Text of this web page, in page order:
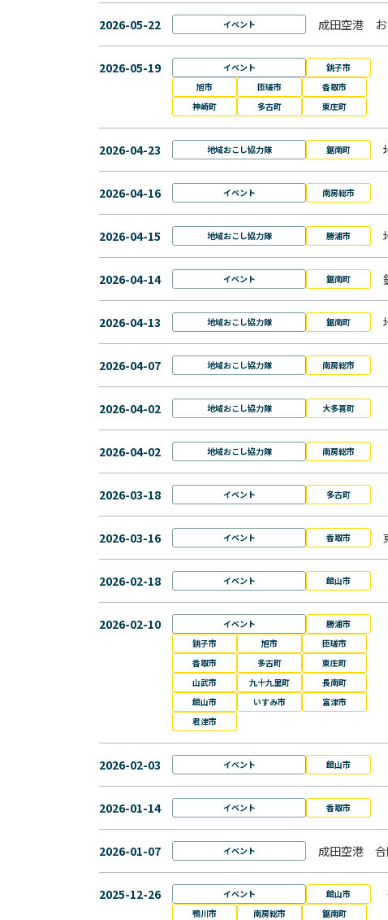
2026-05-22 イベント 成田空港 お
2026-05-19 イベント
銚子市
旭市
匝瑳市
香取市
神崎町
多古町 東庄町
2026-04-23 地域おこし協力隊 鋸南町
2026-04-16 イベント 南房総市
2026-04-15 地域おこし協力隊 勝浦市
2026-04-14 イベント 鋸南町
2026-04-13 地域おこし協力隊 鋸南町
2026-04-07 地域おこし協力隊 南房総市
2026-04-02 地域おこし協力隊 大多喜町
2026-04-02 地域おこし協力隊 南房総市
2026-03-18 イベント 多古町
2026-03-16 イベント 香取市
2026-02-18 イベント 館山市
2026-02-10 イベント
勝浦市
銚子市
旭市
匝瑳市
香取市
多古町
東庄町
山武市
九十九里町
長南町
館山市
いすみ市
富津市
君津市
2026-02-03 イベント 館山市
2026-01-14 イベント 香取市
2026-01-07 イベント 成田空港 合
2025-12-26 イベント
館山市
鴨川市
南房総市 鋸南町